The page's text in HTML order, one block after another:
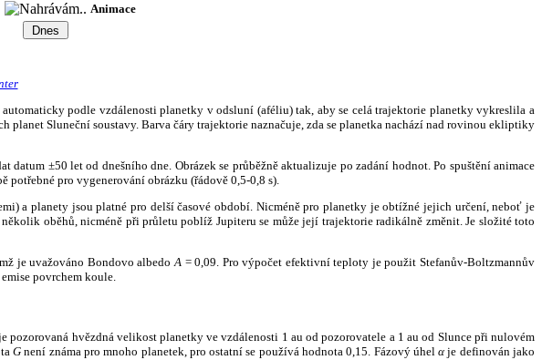
Animace
podle vzdálenosti planetky v odsluní (aféliu) tak, aby se celá trajektorie planetky vykreslila a
Sluneční soustavy. Barva čáry trajektorie naznačuje, zda se planetka nachází nad rovinou ekliptiky
±50 let od dnešního dne. Obrázek se průběžně aktualizuje po zadání hodnot. Po spuštění animace
potřebné pro vygenerování obrázku (řádově 0,5-0,8 s).
a planety jsou platné pro delší časové období. Nicméně pro planetky je obtížné jejich určení, neboť je
oběhů, nicméně při průletu poblíž Jupiteru se může její trajektorie radikálně změnit. Je složité toto
je uvažováno Bondovo albedo A = 0,09. Pro výpočet efektivní teploty je použit Stefanův-Boltzmannův
povrchem koule.
hvězdná velikost planetky ve vzdálenosti 1 au od pozorovatele a 1 au od Slunce při nulovém
G není známa pro mnoho planetek, pro ostatní se používá hodnota 0,15. Fázový úhelα je definován jako